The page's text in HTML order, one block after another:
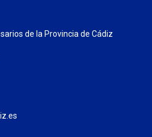
de la Provincia de Cádiz